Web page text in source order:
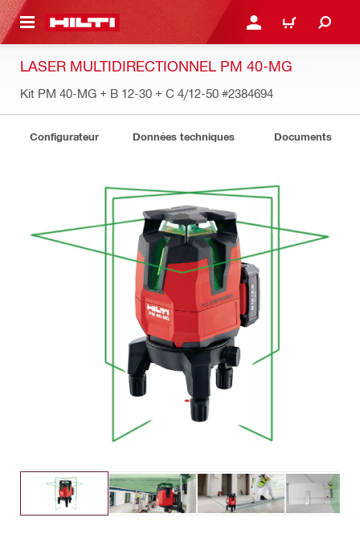
CONTENT CONNEXION OU
PANIER
LASER MULTIDIRECTIONNEL PM 40-MG
Kit PM 40-MG + B 12-30 + C 4/12-50 #2384694
Configurateur Données techniques Documents